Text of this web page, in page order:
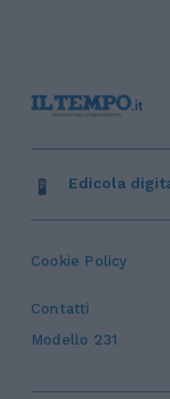
Cookie Policy
Contatti
Modello 231
Edicola